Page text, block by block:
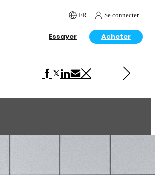
FR Se connecter
Essayer Acheter
Leather Brown 2